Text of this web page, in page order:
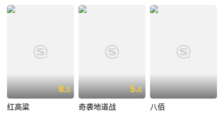
8.5
红高粱
5.6
奇袭地道战 八佰